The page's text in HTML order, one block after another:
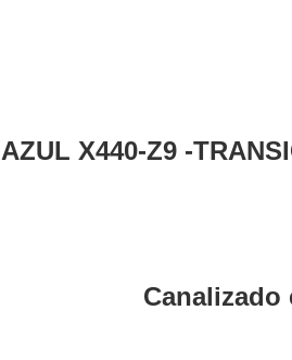
X440-Z9 -
Canalizado